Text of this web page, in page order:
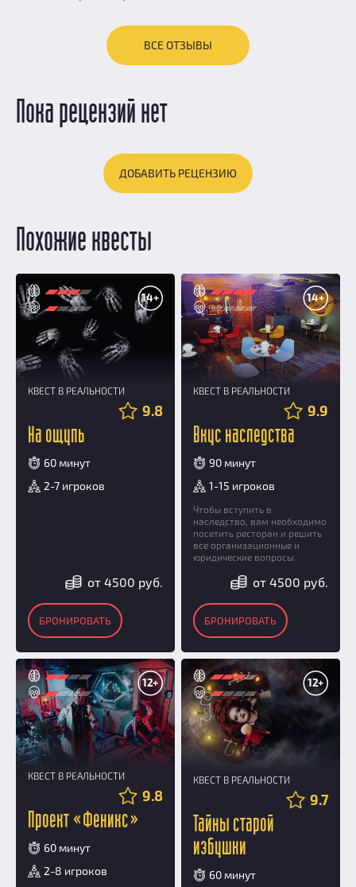
ВСЕ ОТЗЫВЫ
Пока рецензий нет
ДОБАВИТЬ РЕЦЕНЗИЮ
Похожие квесты
14+
КВЕСТ В РЕАЛЬНОСТИ
9.8
На ощупь
60 минут
2-7 игроков
от 4500 руб.
БРОНИРОВАТЬ
14+
КВЕСТ В РЕАЛЬНОСТИ
9.9
Вкус наследства
90 минут
1-15 игроков
Чтобы вступить в
наследство, вам необходимо
посетить ресторан и решить
все организационные и
юридические вопросы.
от 4500 руб.
БРОНИРОВАТЬ
12+
КВЕСТ В РЕАЛЬНОСТИ
9.8
Проект «Феникс»
60 минут
2-8 игроков
12+
КВЕСТ В РЕАЛЬНОСТИ
9.7
Тайны старой
избушки
60 минут